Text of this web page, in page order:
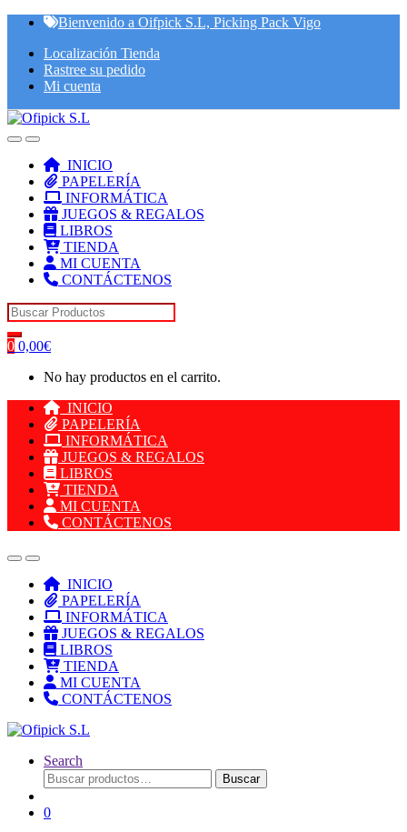
Skip
navigation
Skip
content
Bienvenido a Oifpick S.L, Picking Pack Vigo
Localización Tienda
Rastree su pedido
Mi cuenta
INICIO
PAPELERÍA
INFORMÁTICA
JUEGOS & REGALOS
LIBROS
TIENDA
MI CUENTA
CONTÁCTENOS
Search for:
0 0,00€
No hay productos en el carrito.
INICIO
PAPELERÍA
INFORMÁTICA
JUEGOS & REGALOS
LIBROS
TIENDA
MI CUENTA
CONTÁCTENOS
INICIO
PAPELERÍA
INFORMÁTICA
JUEGOS & REGALOS
LIBROS
TIENDA
MI CUENTA
CONTÁCTENOS
Search
Buscar
por:
Buscar
0